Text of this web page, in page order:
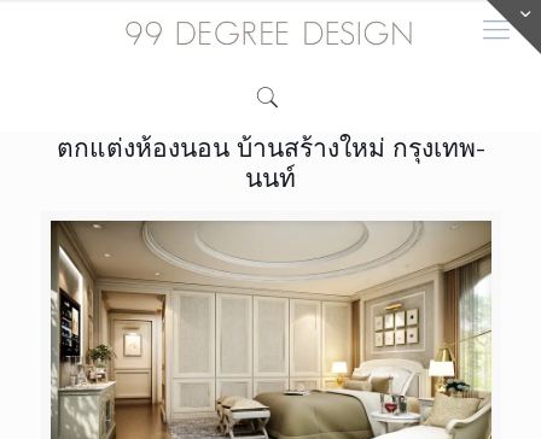
ตกแต่งห้องนอน บ้านสร้างใหม่ กรุงเทพ-
นนท์